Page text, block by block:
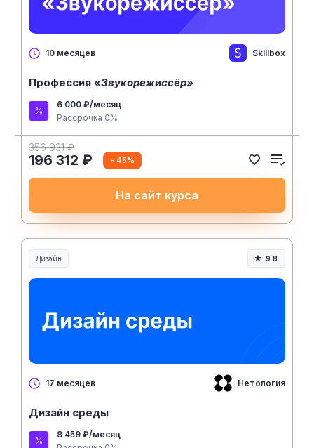
10 месяцев Skillbox
Профессия «Звукорежиссёр»
6 000 ₽/месяц
Рассрочка 0%
356 931 ₽
196 312 ₽ - 45%
На сайт курса
Дизайн 9.8
17 месяцев Нетология
Дизайн среды
8 459 ₽/месяц